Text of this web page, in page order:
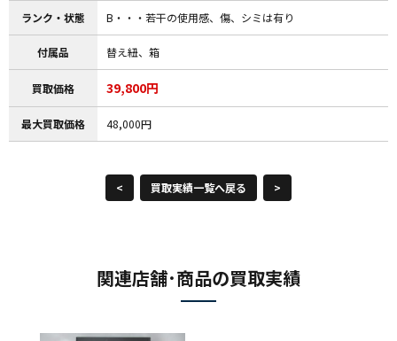
ランク・状態 B・・・若干の使用感、傷、シミは有り
付属品 替え紐、箱
買取価格 39,800円
最大買取価格 48,000円
< 買取実績一覧へ戻る >
関連店舗･商品の買取実績